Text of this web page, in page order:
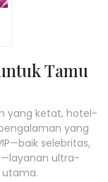
Tamu
yang ketat, hotel-
yang
selebritas,
ultra-
utama.